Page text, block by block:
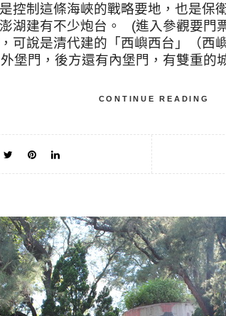
控制這條海峽的戰略要地，也是保
湖建有不少炮台。 (進入參觀要門
可說是清代建的「西嶼西台」（西
堡門，後方還有內堡門，有雙重
CONTINUE READING